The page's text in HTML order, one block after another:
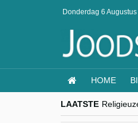
Donderdag 6
HOME
LAATSTE